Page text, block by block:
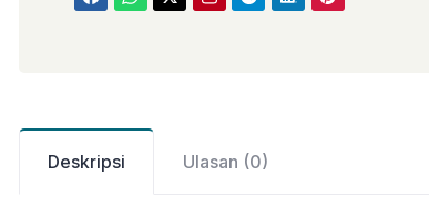
Deskripsi Ulasan (0)